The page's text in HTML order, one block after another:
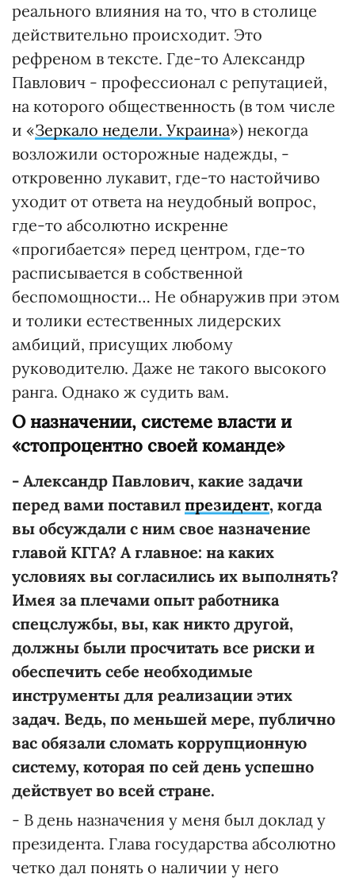
реального влияния на то, что в столице
действительно происходит. Это
рефреном в тексте. Где-то Александр
Павлович - профессионал с репутацией,
на которого общественность (в том числе
и «Зеркало недели. Украина») некогда
возложили осторожные надежды, -
откровенно лукавит, где-то настойчиво
уходит от ответа на неудобный вопрос,
где-то абсолютно искренне
«прогибается» перед центром, где-то
расписывается в собственной
беспомощности… Не обнаружив при этом
и толики естественных лидерских
амбиций, присущих любому
руководителю. Даже не такого высокого
ранга. Однако ж судить вам.
О назначении, системе власти и
«стопроцентно своей команде»
- Александр Павлович, какие задачи
перед вами поставил президент, когда
вы обсуждали с ним свое назначение
главой КГГА? А главное: на каких
условиях вы согласились их выполнять?
Имея за плечами опыт работника
спецслужбы, вы, как никто другой,
должны были просчитать все риски и
обеспечить себе необходимые
инструменты для реализации этих
задач. Ведь, по меньшей мере, публично
вас обязали сломать коррупционную
систему, которая по сей день успешно
действует во всей стране.
- В день назначения у меня был доклад у
президента. Глава государства абсолютно
четко дал понять о наличии у него